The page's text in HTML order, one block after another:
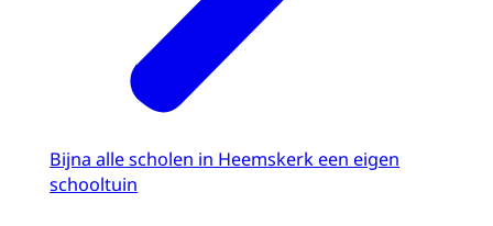
Bijna alle scholen in Heemskerk een eigen
schooltuin